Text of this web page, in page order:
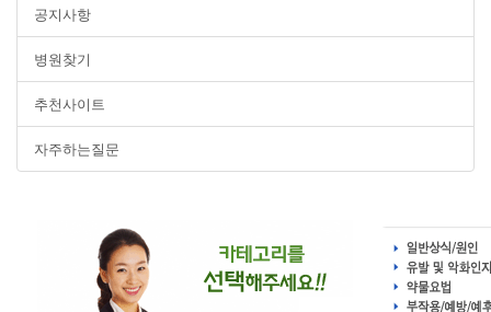
공지사항
병원찾기
추천사이트
자주하는질문